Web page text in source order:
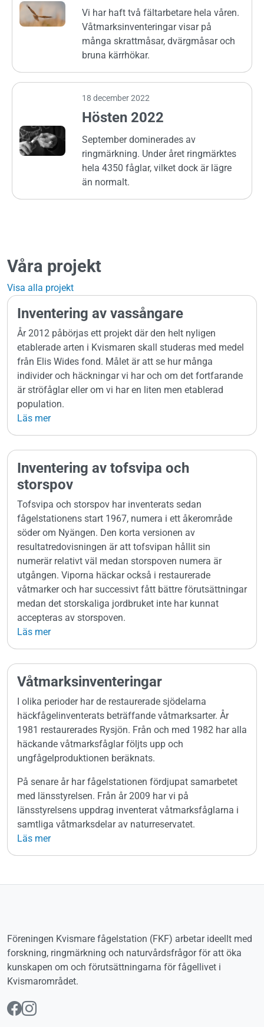
Vi har haft två fältarbetare hela våren.
Våtmarksinventeringar visar på
många skrattmåsar, dvärgmåsar och
bruna kärrhökar.
18 december 2022
Hösten 2022
September dominerades av
ringmärkning. Under året ringmärktes
hela 4350 fåglar, vilket dock är lägre
än normalt.
Våra projekt
Visa alla projekt
Inventering av vassångare
År 2012 påbörjas ett projekt där den helt nyligen
etablerade arten i Kvismaren skall studeras med medel
från Elis Wides fond. Målet är att se hur många
individer och häckningar vi har och om det fortfarande
är ströfåglar eller om vi har en liten men etablerad
population.
Läs mer
Inventering av tofsvipa och
storspov
Tofsvipa och storspov har inventerats sedan
fågelstationens start 1967, numera i ett åkerområde
söder om Nyängen. Den korta versionen av
resultatredovisningen är att tofsvipan hållit sin
numerär relativt väl medan storspoven numera är
utgången. Viporna häckar också i restaurerade
våtmarker och har successivt fått bättre förutsättningar
medan det storskaliga jordbruket inte har kunnat
accepteras av storspoven.
Läs mer
Våtmarksinventeringar
I olika perioder har de restaurerade sjödelarna
häckfågelinventerats beträffande våtmarksarter. År
1981 restaurerades Rysjön. Från och med 1982 har alla
häckande våtmarksfåglar följts upp och
ungfågelproduktionen beräknats.
På senare år har fågelstationen fördjupat samarbetet
med länsstyrelsen. Från år 2009 har vi på
länsstyrelsens uppdrag inventerat våtmarksfåglarna i
samtliga våtmarksdelar av naturreservatet.
Läs mer
Föreningen Kvismare fågelstation (FKF) arbetar ideellt med
forskning, ringmärkning och naturvårdsfrågor för att öka
kunskapen om och förutsättningarna för fågellivet i
Kvismarområdet.
Följ oss på Facebook
Följ oss på Instagram